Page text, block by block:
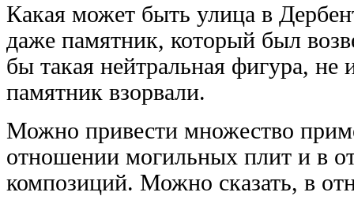
Какая может быть улица в
даже памятник, который был
бы такая нейтральная фигура,
памятник взорвали.
Можно привести множество
отношении могильных плит и в
композиций. Можно сказать, в